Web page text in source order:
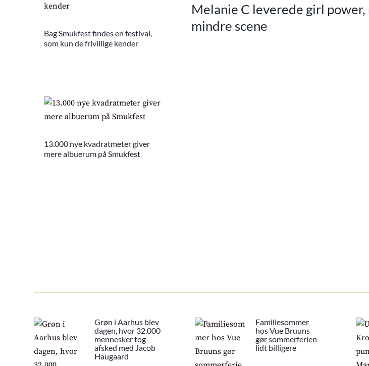
Bag Smukfest findes en festival,
som kun de frivillige kender
13.000 nye kvadratmeter giver
mere albuerum på Smukfest
Melanie C leverede girl
mindre scene
Grøn i Aarhus blev
dagen, hvor 32.000
mennesker tog
afsked med Jacob
Haugaard
Familiesommer
hos Vue Bruuns
gør sommerferien
lidt billigere